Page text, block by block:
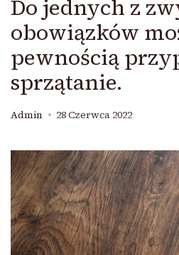
Do jednych z
obowiązków
pewnością
sprzątanie.
Admin 28 Czerwca 2022